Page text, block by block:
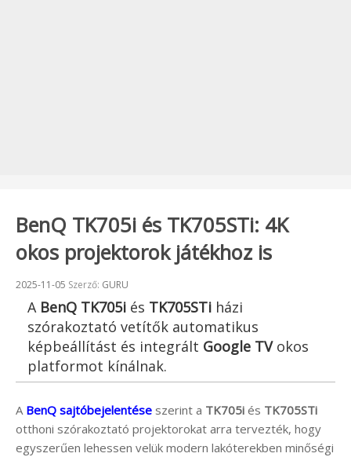
BenQ TK705i és TK705STi: 4K
okos projektorok játékhoz is
Beküldve:
2025-11-05 Szerző: GURU
A BenQ TK705i és TK705STi házi
szórakoztató vetítők automatikus
képbeállítást és integrált Google TVokos
platformot kínálnak.
A BenQ sajtóbejelentése szerint a TK705i és TK705STi
otthoni szórakoztató projektorokat arra tervezték, hogy
egyszerűen lehessen velük modern lakóterekben minőségi